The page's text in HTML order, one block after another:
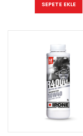
SEPETE EKLE